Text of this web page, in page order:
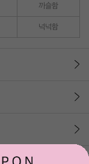
까슬함
넉넉함